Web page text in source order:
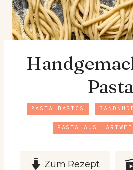
Pasta
PASTA BASICS
PASTA AUS
Zum Rezept